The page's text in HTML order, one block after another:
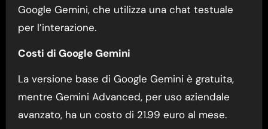
Google Gemini, che utilizza una chat testuale
per l’interazione.
Costi di Google Gemini
La versione base di Google Gemini è gratuita,
mentre Gemini Advanced, per uso aziendale
avanzato, ha un costo di 21.99 euro al mese.